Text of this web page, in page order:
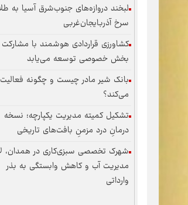
لبخند دروازه‌های جنوب‌شرق آسیا به
سرخ آذربایجان‌غربی
کشاورزی قراردادی هوشمند با مشارکت
بخش خصوصی توسعه می‌یابد
بانک شیر مادر چیست و چگونه فعالیت
می‌کند؟
تشکیل کمیته مدیریت یکپارچه؛ نسخه
درمانِ درد مزمنِ بافت‌های تاریخی
شهرک تخصصی سبزی‌کاری در همدان،
مدیریت آب و کاهش وابستگی به بذر
وارداتی